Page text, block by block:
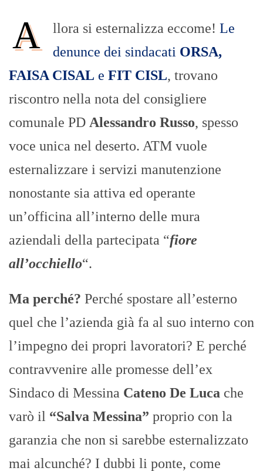
A llora si esternalizza eccome! Le
denunce dei sindacati ORSA,
FAISA CISAL e FIT CISL, trovano
riscontro nella nota del consigliere
comunale PD Alessandro Russo, spesso
voce unica nel deserto. ATM vuole
esternalizzare i servizi manutenzione
nonostante sia attiva ed operante
un’officina all’interno delle mura
aziendali della partecipata “fiore
all’occhiello“.
Ma perché? Perché spostare all’esterno
quel che l’azienda già fa al suo interno con
l’impegno dei propri lavoratori? E perché
contravvenire alle promesse dell’ex
Sindaco di Messina Cateno De Luca che
varò il “Salva Messina” proprio con la
garanzia che non si sarebbe esternalizzato
mai alcunché? I dubbi li ponte, come